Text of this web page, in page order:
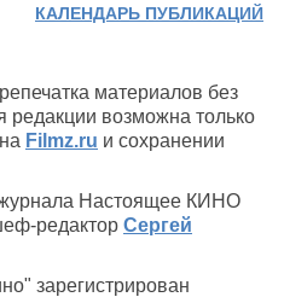
КАЛЕНДАРЬ ПУБЛИКАЦИЙ
материалов без
возможна только
Filmz.ru и сохранении
Настоящее КИНО
редактор Сергей
зарегистрирован